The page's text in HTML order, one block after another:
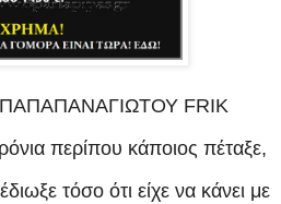
FRIK
περίπου κάποιος πέταξε,
τόσο ότι είχε να κάνει με